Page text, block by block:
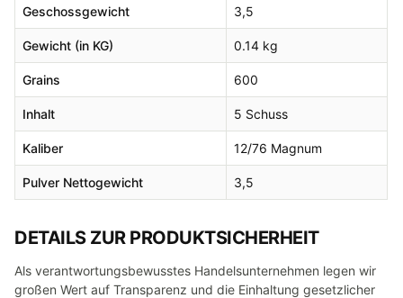
Geschossgewicht 3,5
Gewicht (in KG) 0.14 kg
Grains 600
Inhalt 5 Schuss
Kaliber 12/76 Magnum
Pulver Nettogewicht 3,5
DETAILS ZUR PRODUKTSICHERHEIT
Als verantwortungsbewusstes Handelsunternehmen legen wir
großen Wert auf Transparenz und die Einhaltung gesetzlicher